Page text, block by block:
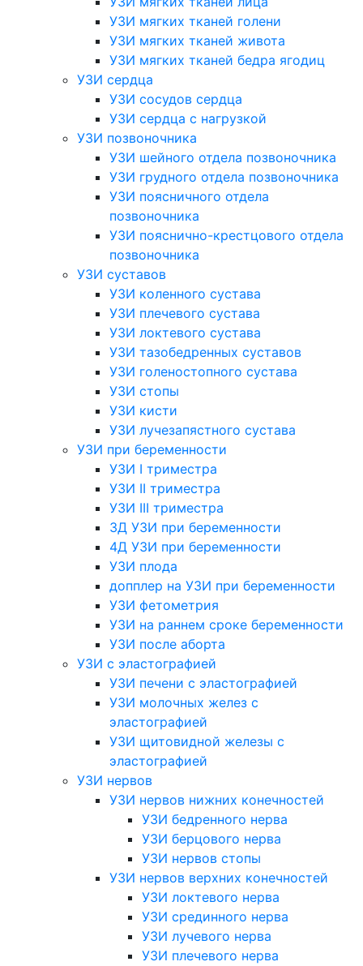
УЗИ мягких тканей голени
УЗИ мягких тканей живота
УЗИ мягких тканей бедра ягодиц
УЗИ сердца
УЗИ сосудов сердца
УЗИ сердца с нагрузкой
УЗИ позвоночника
УЗИ шейного отдела позвоночника
УЗИ грудного отдела позвоночника
УЗИ поясничного отдела
позвоночника
УЗИ пояснично-крестцового отдела
позвоночника
УЗИ суставов
УЗИ коленного сустава
УЗИ плечевого сустава
УЗИ локтевого сустава
УЗИ тазобедренных суставов
УЗИ голеностопного сустава
УЗИ стопы
УЗИ кисти
УЗИ лучезапястного сустава
УЗИ при беременности
УЗИ I триместра
УЗИ II триместра
УЗИ III триместра
3Д УЗИ при беременности
4Д УЗИ при беременности
УЗИ плода
допплер на УЗИ при беременности
УЗИ фетометрия
УЗИ на раннем сроке беременности
УЗИ после аборта
УЗИ с эластографией
УЗИ печени с эластографией
УЗИ молочных желез с
эластографией
УЗИ щитовидной железы с
эластографией
УЗИ нервов
УЗИ нервов нижних конечностей
УЗИ бедренного нерва
УЗИ берцового нерва
УЗИ нервов стопы
УЗИ нервов верхних конечностей
УЗИ локтевого нерва
УЗИ срединного нерва
УЗИ лучевого нерва
УЗИ плечевого нерва